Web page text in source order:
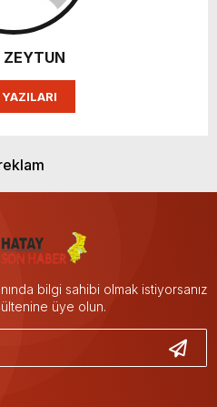
bilgi sahibi olmak istiyorsanız
üye olun.